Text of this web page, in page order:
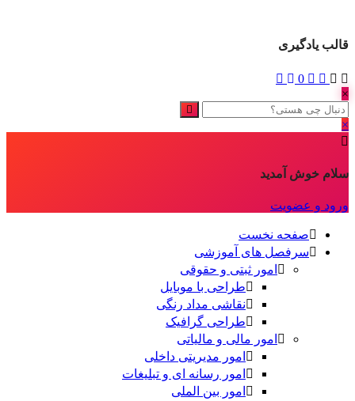
قالب یادگیری
0
×
×
سلام خوش آمدید
ورود و عضویت
صفحه نخست
سرفصل های آموزشی
امور ثبتی و حقوقی
طراحی با موبایل
نقاشی مداد رنگی
طراحی گرافیک
امور مالی و مالیاتی
امور مدیریتی داخلی
امور رسانه ای و تبلیغات
امور بین الملی